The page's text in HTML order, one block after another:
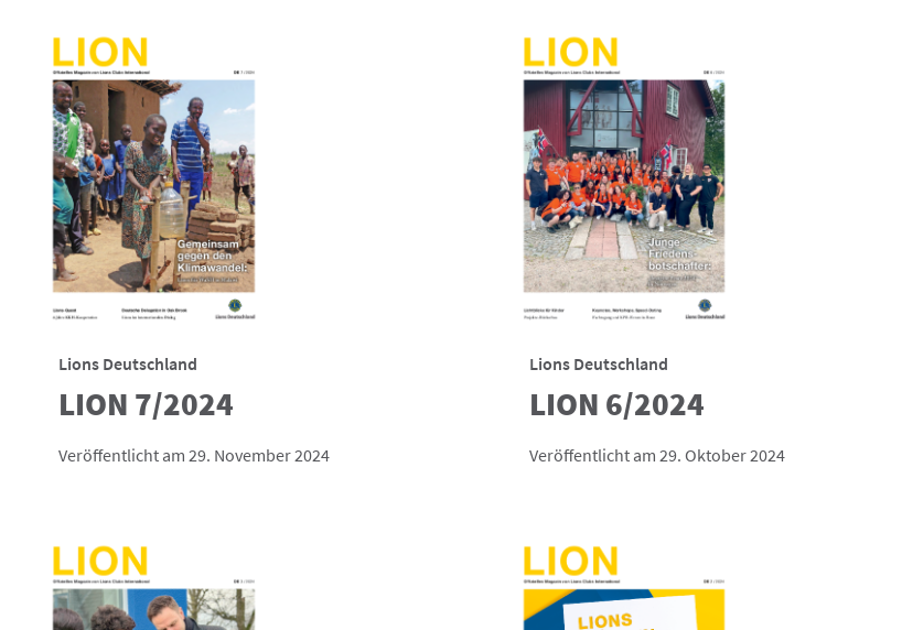
Lions Deutschland
LION 7/2024
Veröffentlicht am 29. November 2024
Lions Deutschland
LION 6/2024
Veröffentlicht am 29. Oktober 2024